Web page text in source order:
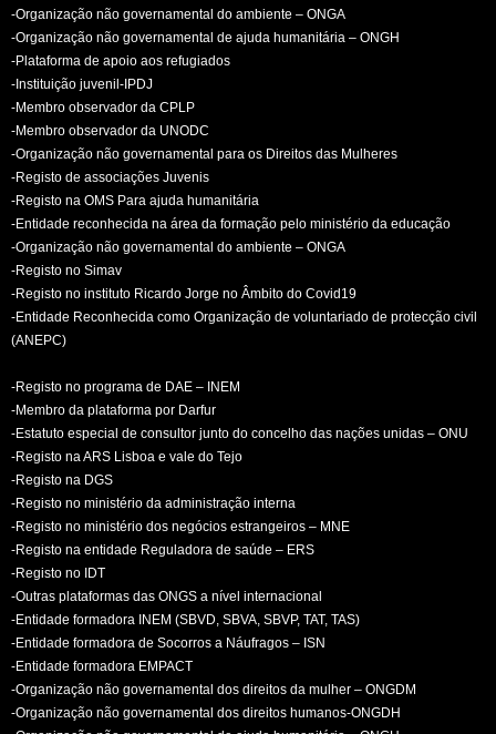
-Organização não governamental do ambiente – ONGA
-Organização não governamental de ajuda humanitária – ONGH
-Plataforma de apoio aos refugiados
-Instituição juvenil-IPDJ
-Membro observador da CPLP
-Membro observador da UNODC
-Organização não governamental para os Direitos das Mulheres
-Registo de associações Juvenis
-Registo na OMS Para ajuda humanitária
-Entidade reconhecida na área da formação pelo ministério da educação
-Organização não governamental do ambiente – ONGA
-Registo no Simav
-Registo no instituto Ricardo Jorge no Âmbito do Covid19
-Entidade Reconhecida como Organização de voluntariado de protecção civil
(ANEPC)
-Registo no programa de DAE – INEM
-Membro da plataforma por Darfur
-Estatuto especial de consultor junto do concelho das nações unidas – ONU
-Registo na ARS Lisboa e vale do Tejo
-Registo na DGS
-Registo no ministério da administração interna
-Registo no ministério dos negócios estrangeiros – MNE
-Registo na entidade Reguladora de saúde – ERS
-Registo no IDT
-Outras plataformas das ONGS a nível internacional
-Entidade formadora INEM (SBVD, SBVA, SBVP, TAT, TAS)
-Entidade formadora de Socorros a Náufragos – ISN
-Entidade formadora EMPACT
-Organização não governamental dos direitos da mulher – ONGDM
-Organização não governamental dos direitos humanos-ONGDH